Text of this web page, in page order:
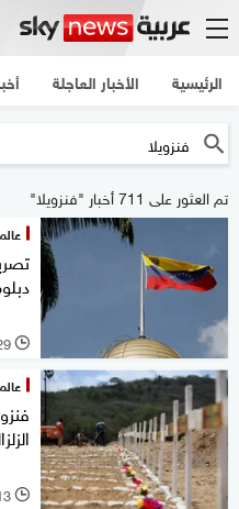
الرئيسية الأخبار العاجلة
تم العثور على 711 أخبار "فنزويلا"
l
29
l
13